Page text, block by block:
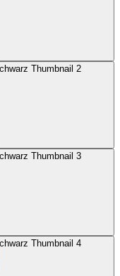
Jobe neopren schwimmweste kinder schwarz Thumbnail 2
Jobe neopren schwimmweste kinder schwarz Thumbnail 3
Jobe neopren schwimmweste kinder schwarz Thumbnail 4